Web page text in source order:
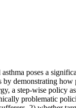
poses a
demonstrating
a step-wise policy
problematic